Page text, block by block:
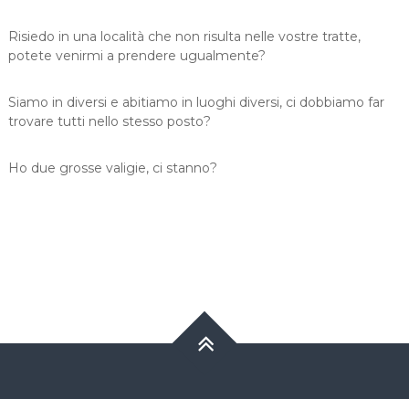
Risiedo in una località che non risulta nelle vostre tratte,
potete venirmi a prendere ugualmente?
Siamo in diversi e abitiamo in luoghi diversi, ci dobbiamo far
trovare tutti nello stesso posto?
Ho due grosse valigie, ci stanno?